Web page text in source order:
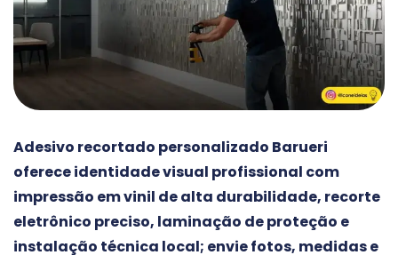
Adesivo recortado personalizado Barueri
oferece identidade visual profissional com
impressão em vinil de alta durabilidade, recorte
eletrônico preciso, laminação de proteção e
instalação técnica local; envie fotos, medidas e